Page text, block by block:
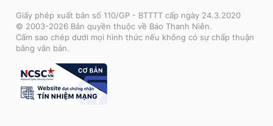
Giấy phép xuất bản số 110/GP - BTTTT cấp ngày 24.3.2020
© 2003-2026 Bản quyền thuộc về Báo Thanh Niên.
Cấm sao chép dưới mọi hình thức nếu không có sự chấp thuận
bằng văn bản.